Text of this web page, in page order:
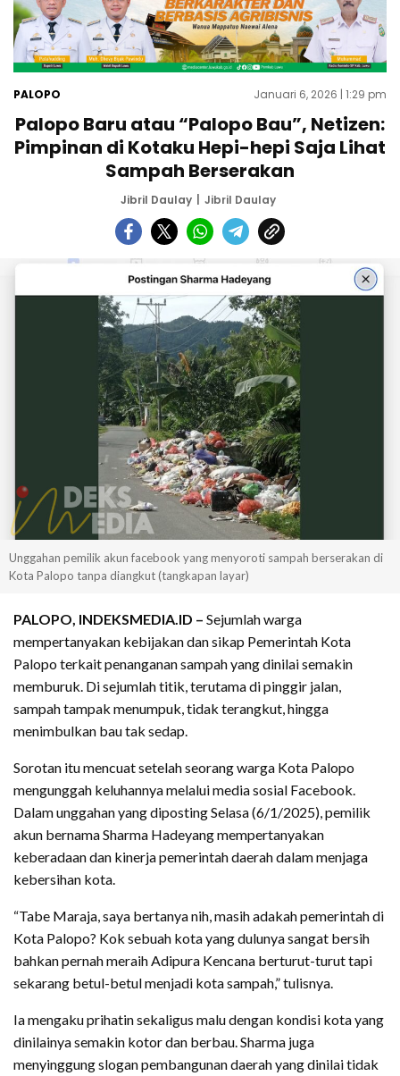
PALOPO Januari 6, 2026 | 1:29 pm
Palopo Baru atau “Palopo Bau”, Netizen:
Pimpinan di Kotaku Hepi-hepi Saja Lihat
Sampah Berserakan
Jibril Daulay Jibril Daulay
Unggahan pemilik akun facebook yang menyoroti sampah berserakan di
Kota Palopo tanpa diangkut (tangkapan layar)
PALOPO, INDEKSMEDIA.ID – Sejumlah warga
mempertanyakan kebijakan dan sikap Pemerintah Kota
Palopo terkait penanganan sampah yang dinilai semakin
memburuk. Di sejumlah titik, terutama di pinggir jalan,
sampah tampak menumpuk, tidak terangkut, hingga
menimbulkan bau tak sedap.
Sorotan itu mencuat setelah seorang warga Kota Palopo
mengunggah keluhannya melalui media sosial Facebook.
Dalam unggahan yang diposting Selasa (6/1/2025), pemilik
akun bernama Sharma Hadeyang mempertanyakan
keberadaan dan kinerja pemerintah daerah dalam menjaga
kebersihan kota.
“Tabe Maraja, saya bertanya nih, masih adakah pemerintah di
Kota Palopo? Kok sebuah kota yang dulunya sangat bersih
bahkan pernah meraih Adipura Kencana berturut-turut tapi
sekarang betul-betul menjadi kota sampah,” tulisnya.
Ia mengaku prihatin sekaligus malu dengan kondisi kota yang
dinilainya semakin kotor dan berbau. Sharma juga
menyinggung slogan pembangunan daerah yang dinilai tidak